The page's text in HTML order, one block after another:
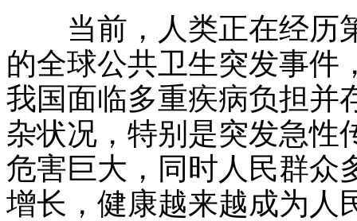
当前，人类正在经历
的全球公共卫生突发事件
我国面临多重疾病负担并
杂状况，特别是突发急性
危害巨大，同时人民群众
增长，健康越来越成为人